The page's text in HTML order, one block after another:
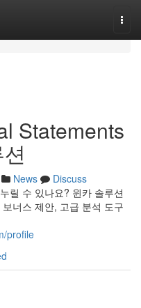
Statements
News
Discuss
릴 수 있나요? 윈카 솔루션
너스 제안, 고급 분석 도구
profile